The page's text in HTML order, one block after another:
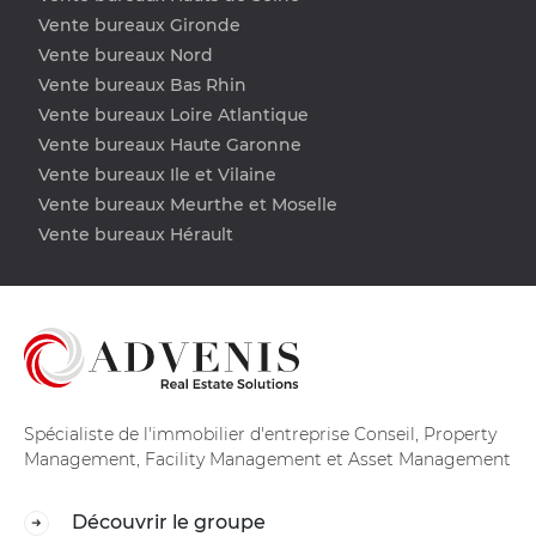
Vente bureaux Gironde
Vente bureaux Nord
Vente bureaux Bas Rhin
Vente bureaux Loire Atlantique
Vente bureaux Haute Garonne
Vente bureaux Ile et Vilaine
Vente bureaux Meurthe et Moselle
Vente bureaux Hérault
Spécialiste de l'immobilier d'entreprise Conseil, Property
Management, Facility Management et Asset Management
Découvrir le groupe